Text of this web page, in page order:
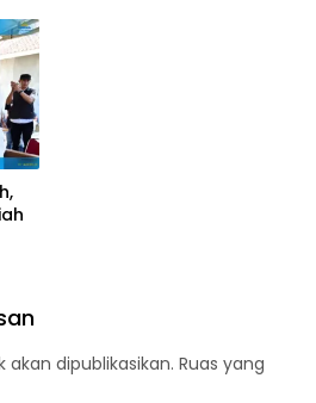
dipublikasikan. Ruas yang